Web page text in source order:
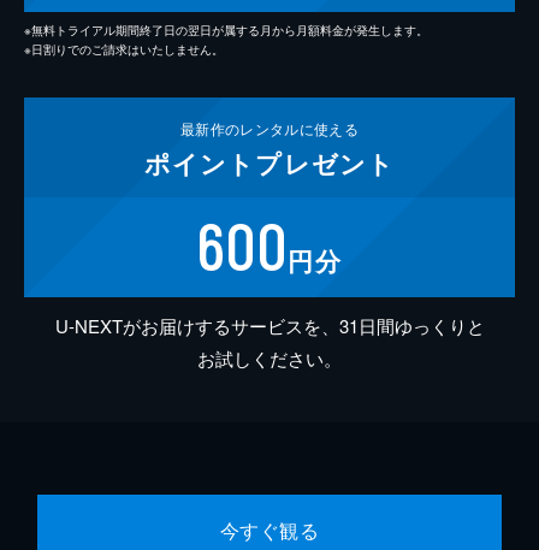
※無料トライアル期間終了日の翌日が属する月から月額料金が発生します。
※日割りでのご請求はいたしません。
最新作のレンタルに使える
ポイント プレゼント
600円分
U-NEXTがお届けするサービスを、31日間ゆっくりと
お試しください。
今すぐ観る